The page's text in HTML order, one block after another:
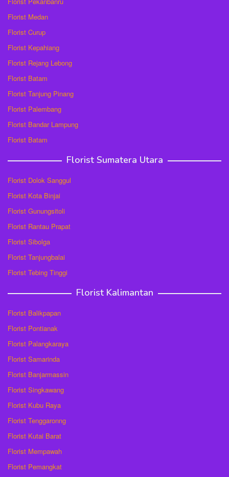
Florist Medan
Florist Curup
Florist Kepahiang
Florist Rejang Lebong
Florist Batam
Florist Tanjung Pinang
Florist Palembang
Florist Bandar Lampung
Florist Batam
Florist Sumatera Utara
Florist Dolok Sanggul
Florist Kota Binjai
Florist Gunungsitoli
Florist Rantau Prapat
Florist Sibolga
Florist Tanjungbalai
Florist Tebing Tinggi
Florist Kalimantan
Florist Balikpapan
Florist Pontianak
Florist Palangkaraya
Florist Samarinda
Florist Banjarmassin
Florist Singkawang
Florist Kubu Raya
Florist Tenggaronng
Florist Kutai Barat
Florist Mempawah
Florist Pemangkat